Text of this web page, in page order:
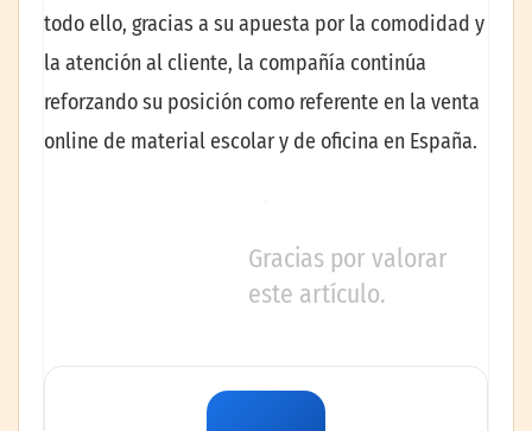
todo ello, gracias a su apuesta por la comodidad y
la atención al cliente, la compañía continúa
reforzando su posición como referente en la venta
online de material escolar y de oficina en España.
Gracias por valorar
este artículo.